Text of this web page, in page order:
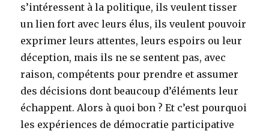
s’intéressent à la politique, ils veulent tisser
un lien fort avec leurs élus, ils veulent pouvoir
exprimer leurs attentes, leurs espoirs ou leur
déception, mais ils ne se sentent pas, avec
raison, compétents pour prendre et assumer
des décisions dont beaucoup d’éléments leur
échappent. Alors à quoi bon ? Et c’est pourquoi
les expériences de démocratie participative